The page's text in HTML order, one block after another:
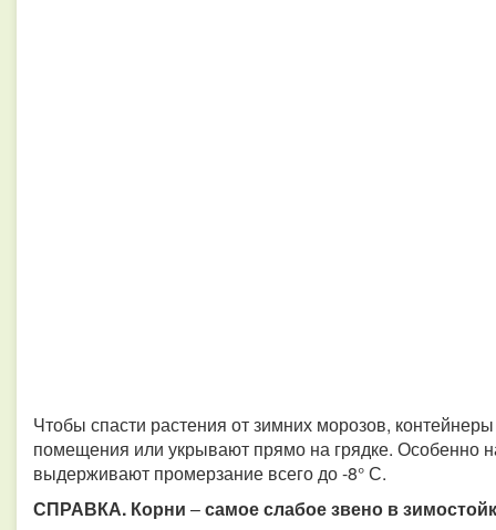
Чтобы спасти растения от зимних морозов,
помещения или укрывают прямо на грядке. Особенно
выдерживают промерзание всего до -8° С.
СПРАВКА. Корни –самое слабое звено в